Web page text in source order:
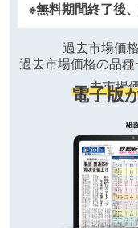
※無料期間終了後
過去市場価
過去市場価格の品
去市場
電子版